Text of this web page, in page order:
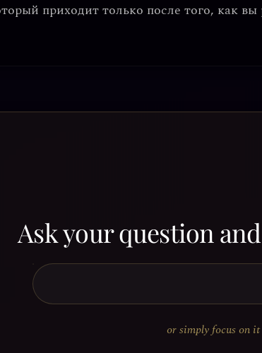
приходит только после того, как
Ask your question
or simply focus on it